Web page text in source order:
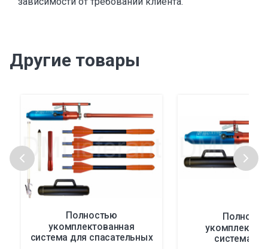
Другие товары
Полностью
укомплектованная
система для спасательных
система